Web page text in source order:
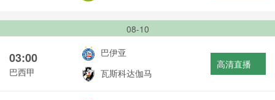
08-10
03:00
巴西甲
巴伊亚
瓦斯科达伽马
高清直播